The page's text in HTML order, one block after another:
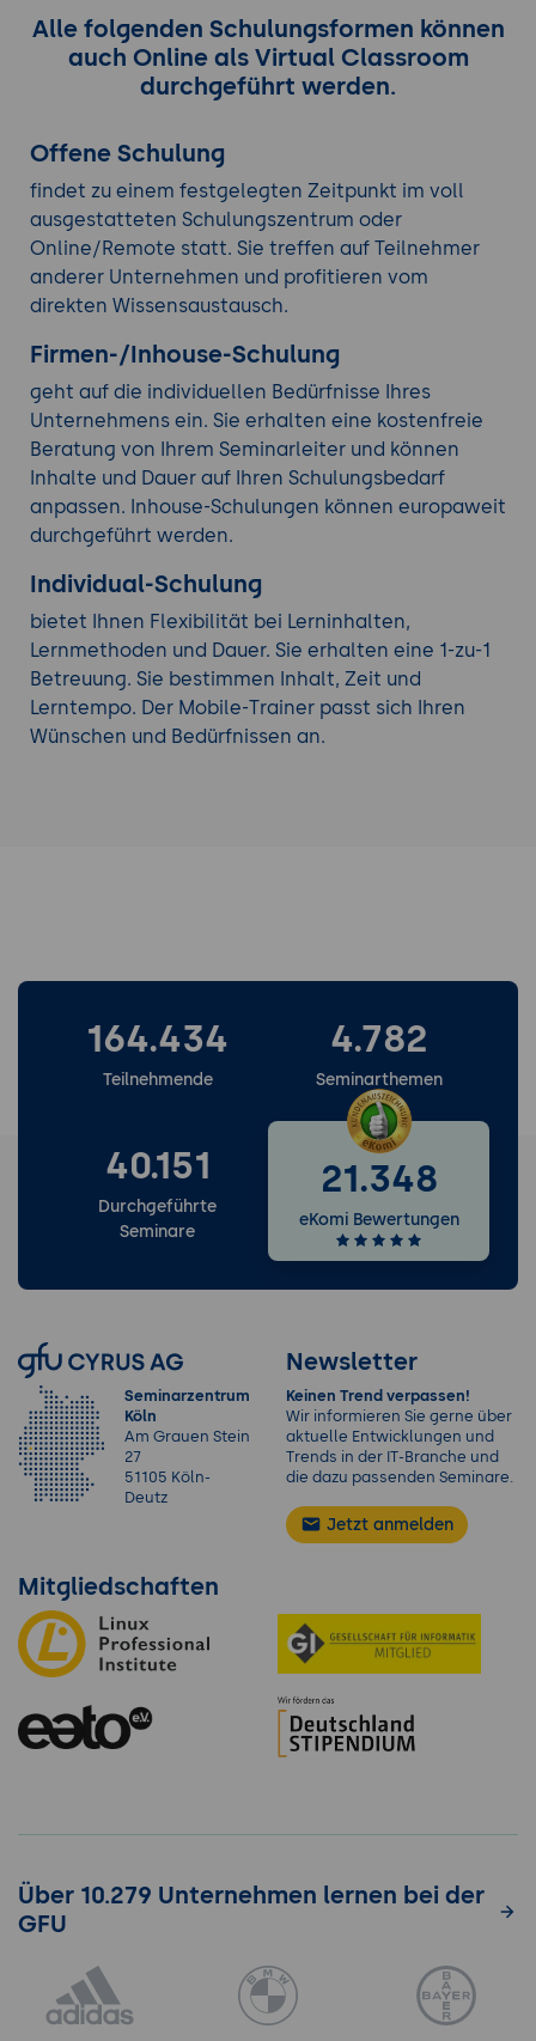
Alle folgenden Schulungsformen können
auch Online als Virtual Classroom
durchgeführt werden.
Offene Schulung
findet zu einem festgelegten Zeitpunkt im voll
ausgestatteten Schulungszentrum oder
Online/Remote statt. Sie treffen auf Teilnehmer
anderer Unternehmen und profitieren vom
direkten Wissensaustausch.
Firmen-/Inhouse-Schulung
geht auf die individuellen Bedürfnisse Ihres
Unternehmens ein. Sie erhalten eine kostenfreie
Beratung von Ihrem Seminarleiter und können
Inhalte und Dauer auf Ihren Schulungsbedarf
anpassen. Inhouse-Schulungen können europaweit
durchgeführt werden.
Individual-Schulung
bietet Ihnen Flexibilität bei Lerninhalten,
Lernmethoden und Dauer. Sie erhalten eine 1-zu-1
Betreuung. Sie bestimmen Inhalt, Zeit und
Lerntempo. Der Mobile-Trainer passt sich Ihren
Wünschen und Bedürfnissen an.
164.434
Teilnehmende
4.782
Seminarthemen
40.151
Durchgeführte
Seminare
21.348
eKomi Bewertungen
Seminarzentrum
Köln
Am Grauen Stein
27
51105 Köln-
Deutz
Newsletter
Keinen Trend verpassen!
Wir informieren Sie gerne über
aktuelle Entwicklungen und
Trends in der IT-Branche und
die dazu passenden Seminare.
Jetzt anmelden
Mitgliedschaften
Über 10.279 Unternehmen lernen bei der
GFU